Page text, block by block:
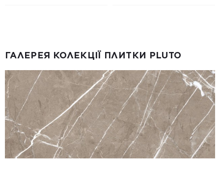
ГАЛЕРЕЯ КОЛЕКЦІЇ ПЛИТКИ PLUTO